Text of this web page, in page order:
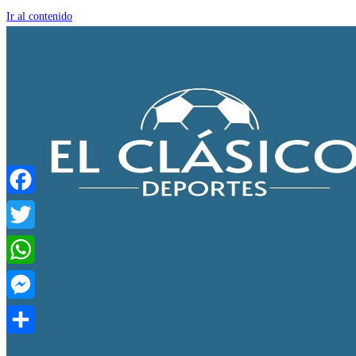
Ir al contenido
Facebook
Twitter
WhatsApp
Messenger